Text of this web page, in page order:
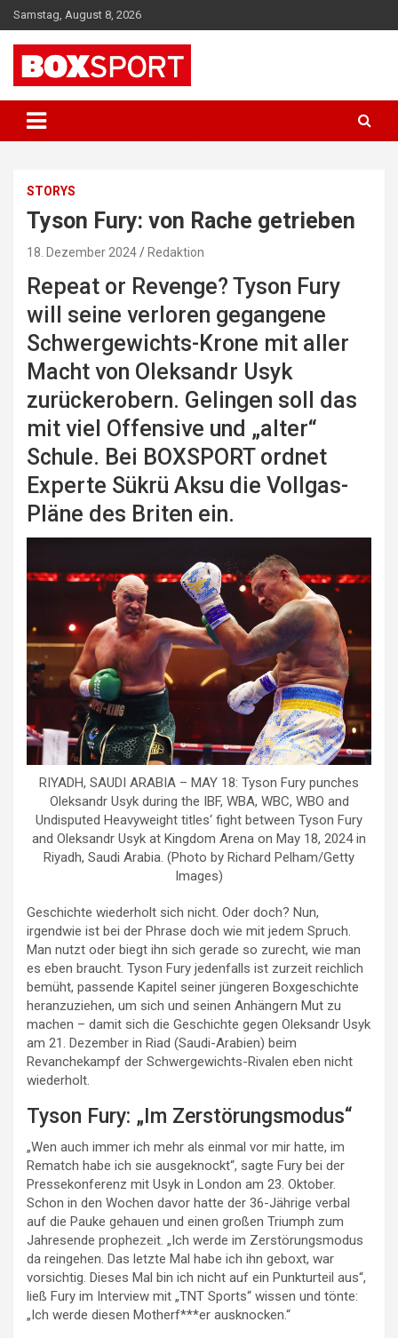
Skip
to
content
Samstag, August 8, 2026
BOXSPORT
STORYS
Tyson Fury: von Rache getrieben
18. Dezember 2024 Redaktion
Repeat or Revenge? Tyson Fury
will seine ­verloren gegangene
Schwergewichts-Krone mit aller
Macht von Oleksandr Usyk
zurückerobern. Gelingen soll das
mit viel Offensive und „alter“
Schule. Bei BOXSPORT ordnet
Experte Sükrü Aksu die Vollgas-
Pläne des Briten ein.
RIYADH, SAUDI ARABIA – MAY 18: Tyson Fury punches
Oleksandr Usyk during the IBF, WBA, WBC, WBO and
Undisputed Heavyweight titles‘ fight between Tyson Fury
and Oleksandr Usyk at Kingdom Arena on May 18, 2024 in
Riyadh, Saudi Arabia. (Photo by Richard Pelham/Getty
Images)
Geschichte wiederholt sich nicht. Oder doch? Nun,
irgendwie ist bei der Phrase doch wie mit jedem Spruch.
Man nutzt oder biegt ihn sich gerade so zurecht, wie man
es eben braucht. Tyson Fury jedenfalls ist zurzeit reichlich
bemüht, passende Kapitel seiner jüngeren Boxgeschichte
heranzuziehen, um sich und seinen Anhängern Mut zu
machen – damit sich die Geschichte gegen Oleksandr Usyk
am 21. Dezember in Riad (Saudi-Arabien) beim
Revanchekampf der Schwergewichts-Rivalen eben nicht
wiederholt.
Tyson Fury: „Im Zerstörungsmodus“
„Wen auch immer ich mehr als einmal vor mir hatte, im
Rematch habe ich sie ausgeknockt“, sagte Fury bei der
Pressekonferenz mit Usyk in London am 23. Oktober.
Schon in den Wochen davor hatte der 36-Jährige verbal
auf die Pauke gehauen und einen großen Triumph zum
Jahresende prophezeit. „Ich werde im Zerstörungsmodus
da reingehen. Das letzte Mal habe ich ihn geboxt, war
vorsichtig. Dieses Mal bin ich nicht auf ein Punkturteil aus“,
ließ Fury im Interview mit „TNT Sports“ wissen und tönte:
„Ich werde diesen Motherf***er ausknocken.“